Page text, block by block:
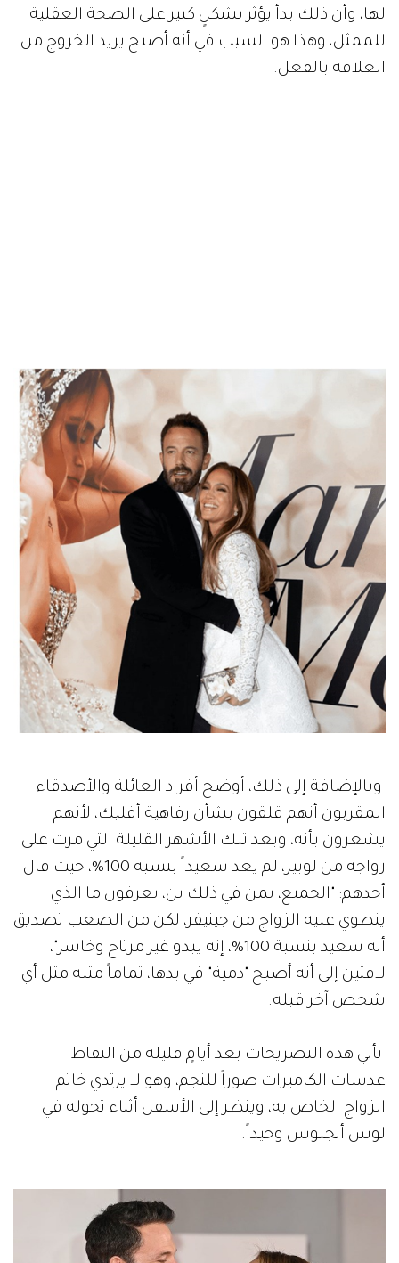
لها، وأن ذلك بدأ يؤثر بشكلٍ كبير على الصحة العقلية
للممثل، وهذا هو السبب في أنه أصبح يريد الخروج من
العلاقة بالفعل.
وبالإضافة إلى ذلك، أوضح أفراد العائلة والأصدقاء
المقربون أنهم قلقون بشأن رفاهية أفليك، لأنهم
يشعرون بأنه، وبعد تلك الأشهر القليلة التي مرت على
زواجه من لوبيز، لم يعد سعيداً بنسبة 100%، حيث قال
أحدهم: "الجميع، بمن في ذلك بن، يعرفون ما الذي
ينطوي عليه الزواج من جينيفر، لكن من الصعب تصديق
أنه سعيد بنسبة 100%، إنه يبدو غير مرتاح وخاسر"،
لافتين إلى أنه أصبح "دمية" في يدها، تماماً مثله مثل أي
شخص آخر قبله.
تأتي هذه التصريحات بعد أيامٍ قليلة من التقاط
عدسات الكاميرات صوراً للنجم، وهو لا يرتدي خاتم
الزواج الخاص به، وينظر إلى الأسفل أثناء تجوله في
لوس أنجلوس وحيداً.